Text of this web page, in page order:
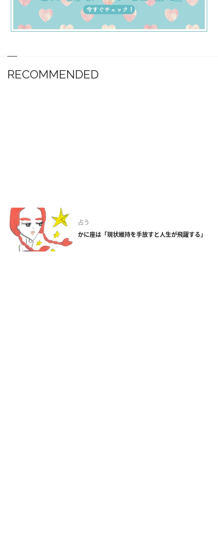
RECOMMENDED
占う
かに座は「現状維持を手放すと人生が飛躍する」